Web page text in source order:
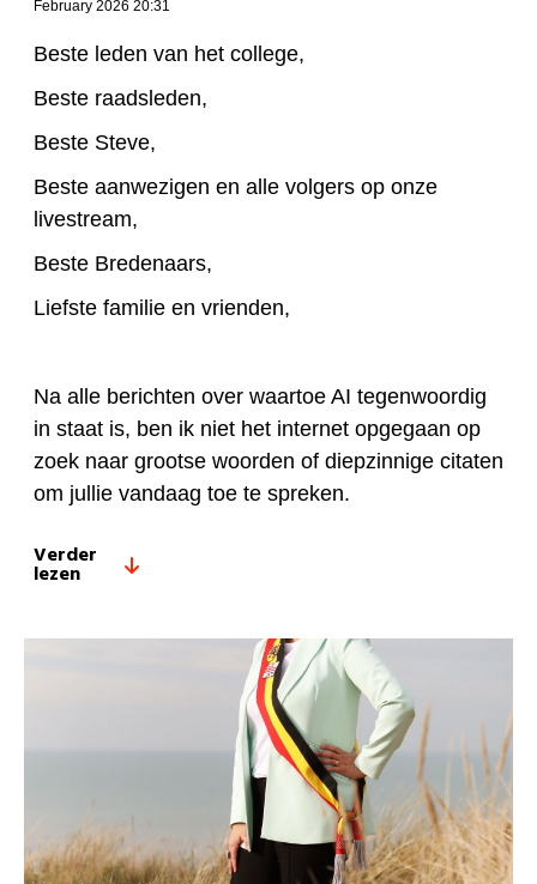
February 2026 20:31
Beste leden van het college,
Beste raadsleden,
Beste Steve,
Beste aanwezigen en alle volgers op onze
livestream,
Beste Bredenaars,
Liefste familie en vrienden,
Na alle berichten over waartoe AI tegenwoordig
in staat is, ben ik niet het internet opgegaan op
zoek naar grootse woorden of diepzinnige citaten
om jullie vandaag toe te spreken.
Verder
lezen